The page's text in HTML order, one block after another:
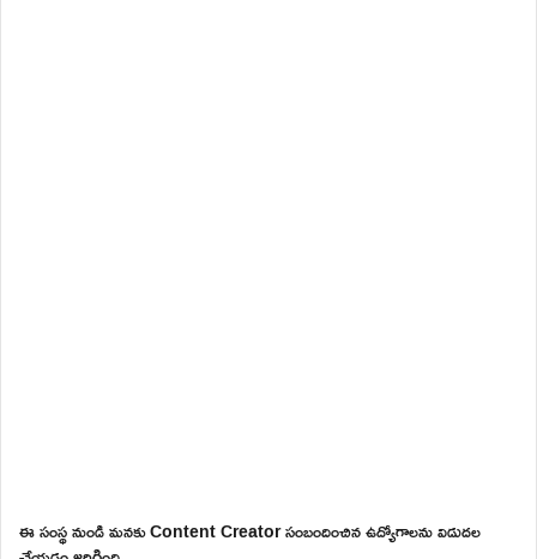
ఈ సంస్థ నుండి మనకు Content Creator సంబందించిన ఉద్యోగాలను విడుదల